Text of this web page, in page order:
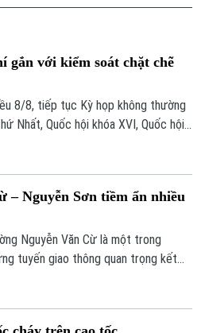
gắn với kiểm soát chặt chẽ
8/8, tiếp tục Kỳ họp không thường
Nhất, Quốc hội khóa XVI, Quốc hội
hút đầu tư vào những khu vực có
phân cấp, phân quyền cho Tập đoàn
nghiệp Năng lượng Quốc gia Việt
– Nguyễn Sơn tiềm ẩn nhiều
Nguyễn Văn Cừ là một trong
tuyến giao thông quan trọng kết